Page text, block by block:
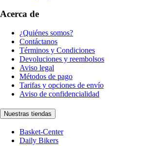
Acerca de
¿Quiénes somos?
Contáctanos
Términos y Condiciones
Devoluciones y reembolsos
Aviso legal
Métodos de pago
Tarifas y opciones de envío
Aviso de confidencialidad
Nuestras tiendas
Basket-Center
Daily Bikers